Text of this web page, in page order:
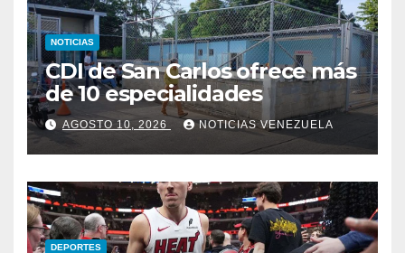
NOTICIAS
CDI de San Carlos ofrece más
de 10 especialidades
AGOSTO 10, 2026 NOTICIAS VENEZUELA
DEPORTES